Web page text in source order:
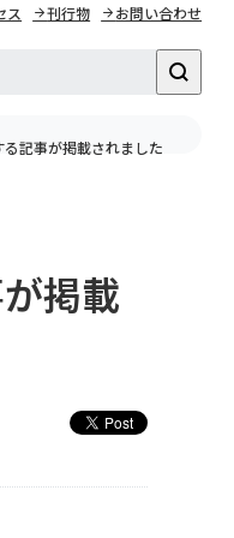
ス 刊行物 お問い合わせ
る記事が掲載されました
掲載